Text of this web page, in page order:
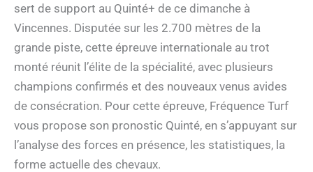
sert de support au Quinté+ de ce dimanche à
Vincennes. Disputée sur les 2.700 mètres de la
grande piste, cette épreuve internationale au trot
monté réunit l’élite de la spécialité, avec plusieurs
champions confirmés et des nouveaux venus avides
de consécration. Pour cette épreuve, Fréquence Turf
vous propose son pronostic Quinté, en s’appuyant sur
l’analyse des forces en présence, les statistiques, la
forme actuelle des chevaux.